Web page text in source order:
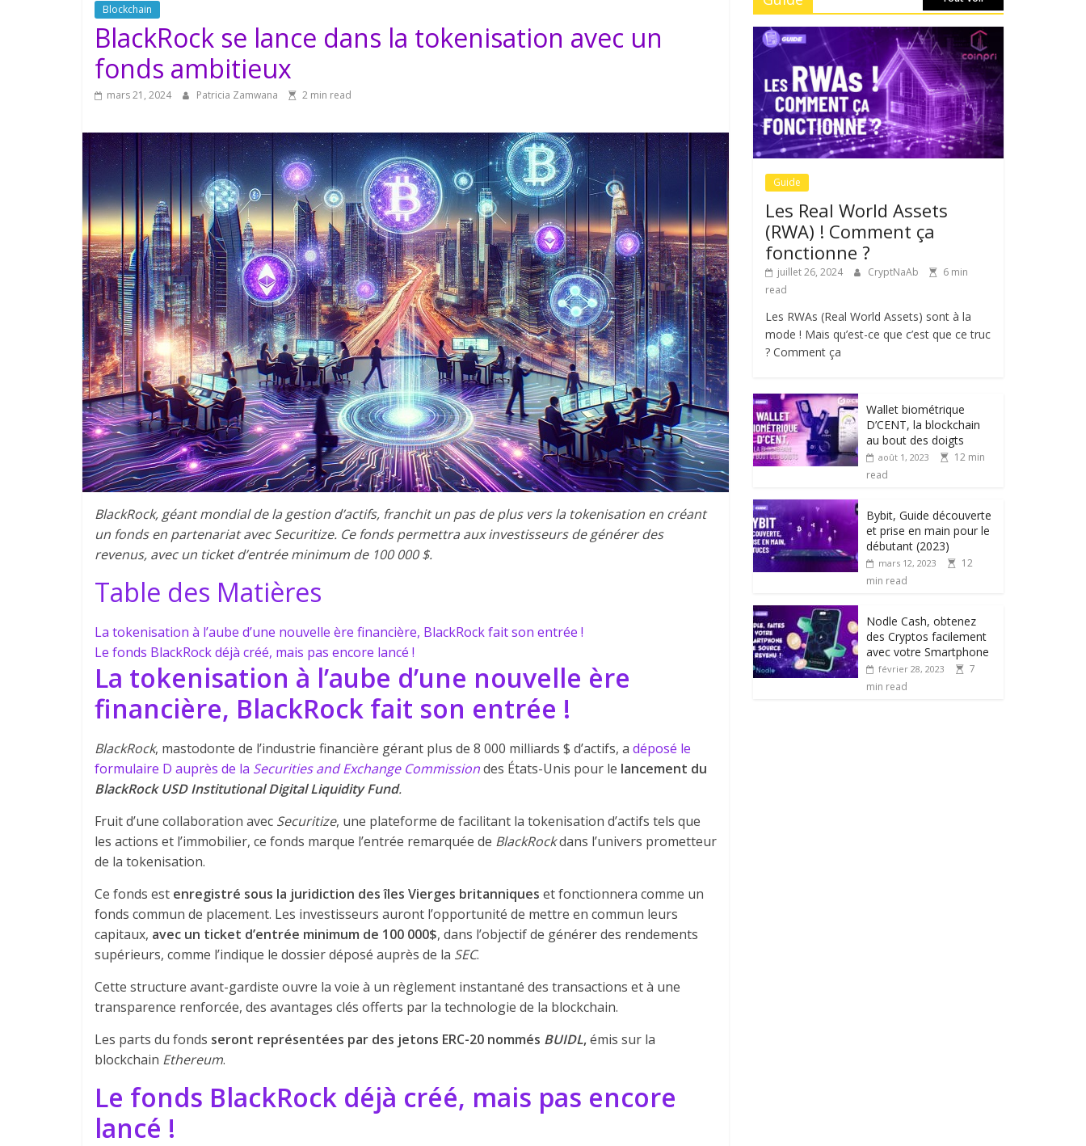
Blockchain
BlackRock se lance dans la tokenisation avec un
fonds ambitieux
mars 21, 2024 Patricia Zamwana 2 min read
BlackRock, géant mondial de la gestion d’actifs, franchit un pas de plus vers la tokenisation en créant
un fonds en partenariat avec Securitize. Ce fonds permettra aux investisseurs de générer des
revenus, avec un ticket d’entrée minimum de 100 000 $.
Table des Matières
La tokenisation à l’aube d’une nouvelle ère financière, BlackRock fait son entrée !
Le fonds BlackRock déjà créé, mais pas encore lancé !
La tokenisation à l’aube d’une nouvelle ère
financière, BlackRock fait son entrée !
BlackRock, mastodonte de l’industrie financière gérant plus de 8 000 milliards $ d’actifs, a déposé le
formulaire D auprès de la Securities and Exchange Commissiondes États-Unis pour le lancement du
BlackRock USD Institutional Digital Liquidity Fund.
Fruit d’une collaboration avec Securitize, une plateforme de facilitant la tokenisation d’actifs tels que
les actions et l’immobilier, ce fonds marque l’entrée remarquée de BlackRockdans l’univers prometteur
de la tokenisation.
Ce fonds est enregistré sous la juridiction des îles Vierges britanniques et fonctionnera comme un
fonds commun de placement. Les investisseurs auront l’opportunité de mettre en commun leurs
capitaux, avec un ticket d’entrée minimum de 100 000$, dans l’objectif de générer des rendements
supérieurs, comme l’indique le dossier déposé auprès de la SEC.
Cette structure avant-gardiste ouvre la voie à un règlement instantané des transactions et à une
transparence renforcée, des avantages clés offerts par la technologie de la blockchain.
Les parts du fonds seront représentées par des jetons ERC-20 nommés BUIDL,émis sur la
blockchain Ethereum.
Le fonds BlackRock déjà créé, mais pas encore
lancé !
Guide
Les Real World Assets
(RWA) ! Comment ça
fonctionne ?
juillet 26, 2024 CryptNaAb
6 min
read
Les RWAs (Real World Assets) sont à la
mode ! Mais qu’est-ce que c’est que ce truc
? Comment ça
Wallet biométrique
D’CENT, la blockchain
au bout des doigts
août 1, 2023
12 min
read
Bybit, Guide découverte
et prise en main pour le
débutant (2023)
mars 12, 2023
12
min read
Nodle Cash, obtenez
des Cryptos facilement
avec votre Smartphone
février 28, 2023
7
min read